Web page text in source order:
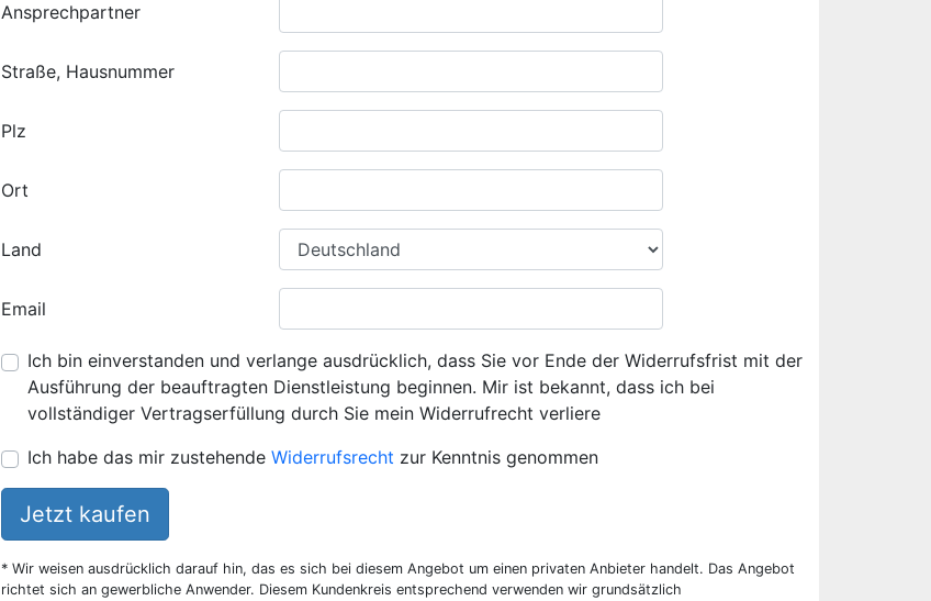
Ansprechpartner
Straße, Hausnummer
Plz
Ort
Land
Email
Ich bin einverstanden und verlange ausdrücklich, dass Sie vor Ende der Widerrufsfrist mit der
Ausführung der beauftragten Dienstleistung beginnen. Mir ist bekannt, dass ich bei
vollständiger Vertragserfüllung durch Sie mein Widerrufrecht verliere
Ich habe das mir zustehende Widerrufsrecht zur Kenntnis genommen
Jetzt kaufen
* Wir weisen ausdrücklich darauf hin, das es sich bei diesem Angebot um einen privaten Anbieter handelt. Das Angebot
richtet sich an gewerbliche Anwender. Diesem Kundenkreis entsprechend verwenden wir grundsätzlich